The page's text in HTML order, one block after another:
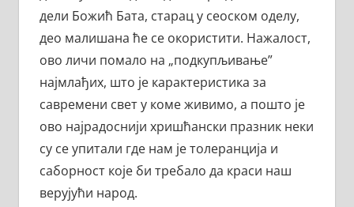
дели Божић Бата, старац у сеоском оделу,
део малишана ће се окористити. Нажалост,
ово личи помало на „подкупљивање”
најмлађих, што је карактеристика за
савремени свет у коме живимо, а пошто је
ово најрадоснији хришћански празник неки
су се упитали где нам је толеранција и
саборност које би требало да краси наш
верујући народ.